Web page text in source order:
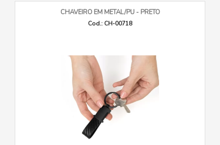
CHAVEIRO EM METAL/PU - PRETO
Cod.: CH-00718